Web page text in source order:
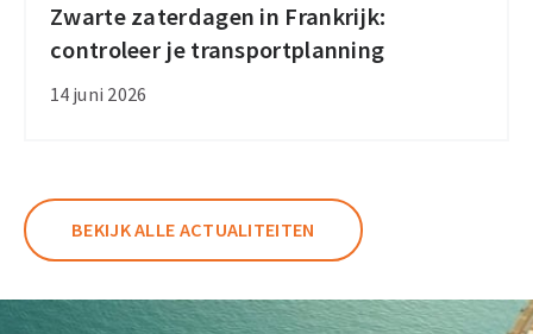
Zwarte zaterdagen in Frankrijk:
controleer je transportplanning
14 juni 2026
Zwarte
zaterdagen
in
BEKIJK ALLE ACTUALITEITEN